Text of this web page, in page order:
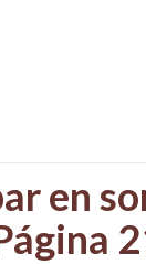
en